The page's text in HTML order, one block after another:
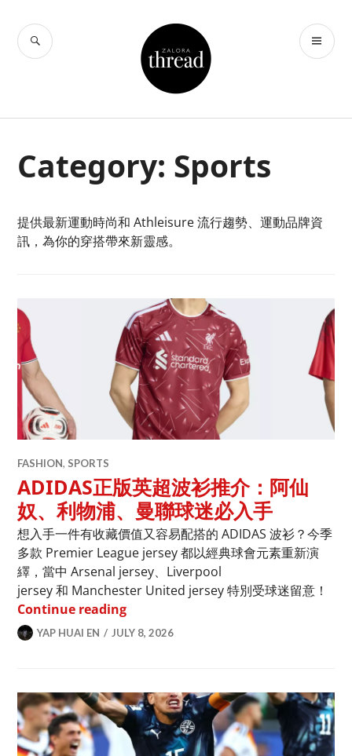
content
THREAD by
ZALORA Hong
Kong
SEARCH
Category: Sports
提供最新運動時尚和 Athleisure 流行趨勢、運動品牌資
訊，為你的穿搭帶來新靈感。
FASHION, SPORTS
ADIDAS正版英超波衫推介：阿仙
奴、利物浦、曼聯球迷必入手
想入手一件有收藏價值又容易配搭的 ADIDAS 波衫？今季
多款 Premier League jersey 都以經典球會元素重新演
繹，當中 Arsenal jersey、Liverpool
jersey 和 Manchester United jersey 特別受球迷留意！
Continue readingADIDAS正版英超波衫推介：阿仙奴、
YAP HUAI EN JULY 8, 2026